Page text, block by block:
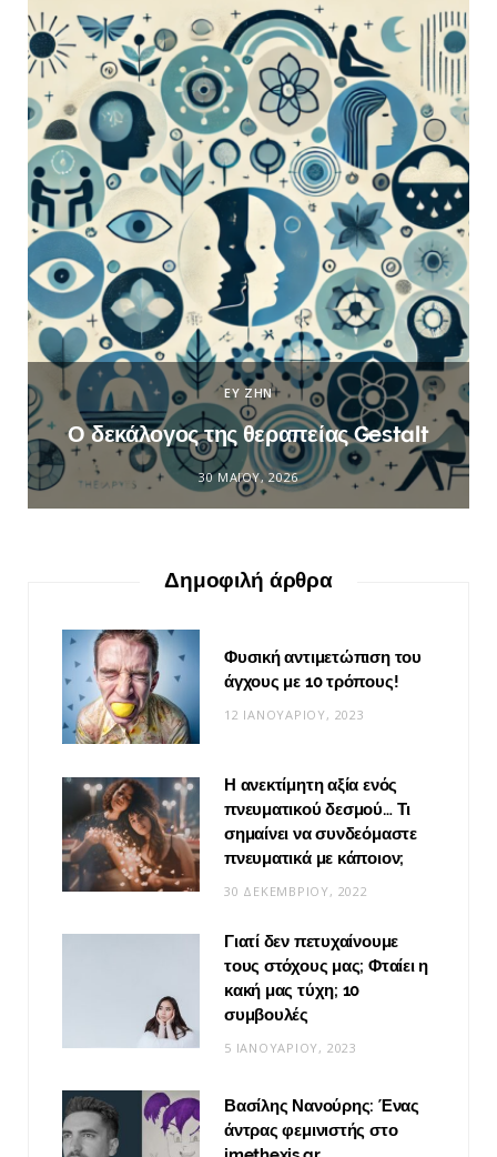
ΕΥ ΖΗΝ
Ο δεκάλογος της θεραπείας Gestalt
30 ΜΑΪ́ΟΥ, 2026
Δημοφιλή άρθρα
Φυσική αντιμετώπιση του
άγχους με 10 τρόπους!
12 ΙΑΝΟΥΑΡΊΟΥ, 2023
Η ανεκτίμητη αξία ενός
πνευματικού δεσμού… Τι
σημαίνει να συνδεόμαστε
πνευματικά με κάποιον;
30 ΔΕΚΕΜΒΡΊΟΥ, 2022
Γιατί δεν πετυχαίνουμε
τους στόχους μας; Φταίει η
κακή μας τύχη; 10
συμβουλές
5 ΙΑΝΟΥΑΡΊΟΥ, 2023
Βασίλης Νανούρης: Ένας
άντρας φεμινιστής στο